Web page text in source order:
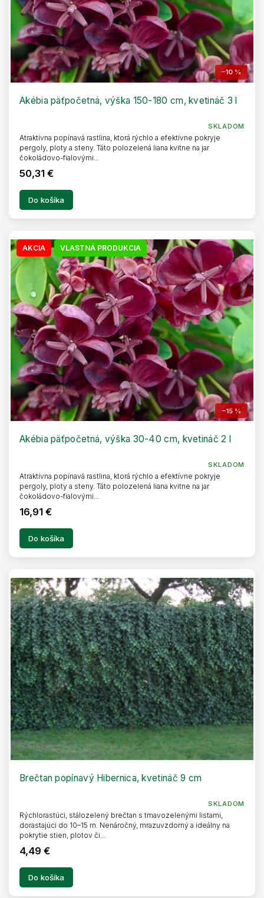
–10 %
Akébia päťpočetná, výška 150-180 cm, kvetináč 3 l
SKLADOM
50,31 €
Do košíka
Atraktívna popínavá rastlina, ktorá rýchlo a efektívne pokryje
pergoly, ploty a steny. Táto polozelená liana kvitne na jar
čokoládovo-fialovými...
AKCIA VLASTNÁ PRODUKCIA
–15 %
Akébia päťpočetná, výška 30-40 cm, kvetináč 2 l
SKLADOM
16,91 €
Do košíka
Atraktívna popínavá rastlina, ktorá rýchlo a efektívne pokryje
pergoly, ploty a steny. Táto polozelená liana kvitne na jar
čokoládovo-fialovými...
Brečtan popínavý Hibernica, kvetináč 9 cm
SKLADOM
4,49 €
Do košíka
Rýchlorastúci, stálozelený brečtan s tmavozelenými listami,
dorastajúci do 10–15 m. Nenáročný, mrazuvzdorný a ideálny na
pokrytie stien, plotov či...